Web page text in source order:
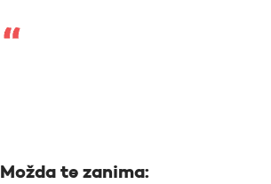
Možda te zanima: